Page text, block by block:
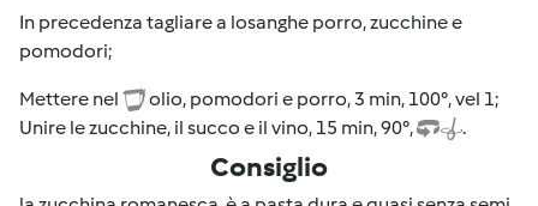
In precedenza tagliare a losanghe porro, zucchine e
pomodori;
Mettere nel
olio, pomodori e porro, 3 min, 100°, vel 1;
Unire le zucchine, il succo e il vino, 15 min, 90°,
.
Consiglio